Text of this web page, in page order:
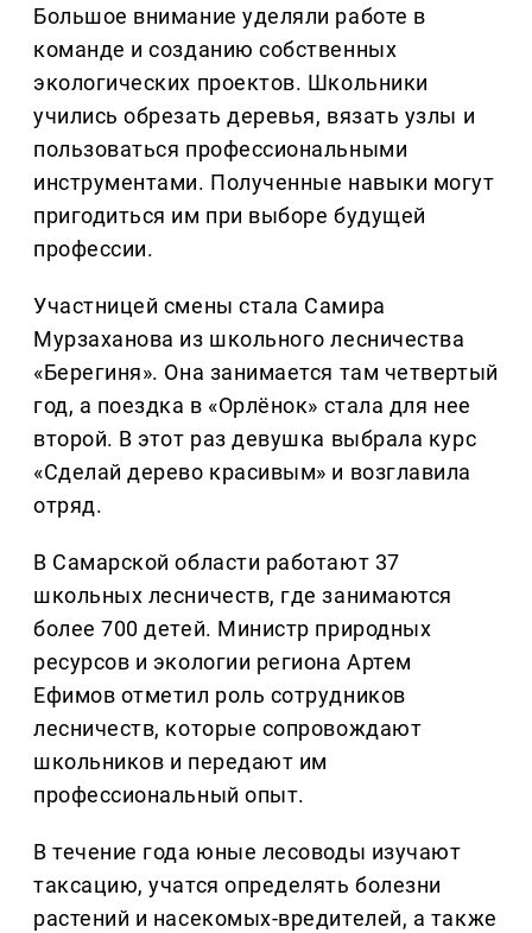
Большое внимание уделяли работе в
команде и созданию собственных
экологических проектов. Школьники
учились обрезать деревья, вязать узлы и
пользоваться профессиональными
инструментами. Полученные навыки могут
пригодиться им при выборе будущей
профессии.
Участницей смены стала Самира
Мурзаханова из школьного лесничества
«Берегиня». Она занимается там четвертый
год, а поездка в «Орлёнок» стала для нее
второй. В этот раз девушка выбрала курс
«Сделай дерево красивым» и возглавила
отряд.
В Самарской области работают 37
школьных лесничеств, где занимаются
более 700 детей. Министр природных
ресурсов и экологии региона Артем
Ефимов отметил роль сотрудников
лесничеств, которые сопровождают
школьников и передают им
профессиональный опыт.
В течение года юные лесоводы изучают
таксацию, учатся определять болезни
растений и насекомых-вредителей, а также